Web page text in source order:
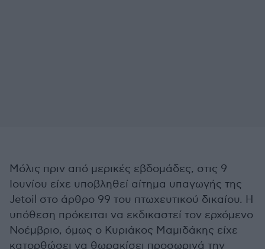
Μόλις πριν από μερικές εβδομάδες, στις 9
Ιουνίου είχε υποβληθεί αίτημα υπαγωγής της
Jetoil στο άρθρο 99 του πτωχευτικού δικαίου. Η
υπόθεση πρόκειται να εκδικαστεί τον ερχόμενο
Νοέμβριο, όμως ο Κυριάκος Μαμιδάκης είχε
κατορθώσει να θωρακίσει προσωρινά την